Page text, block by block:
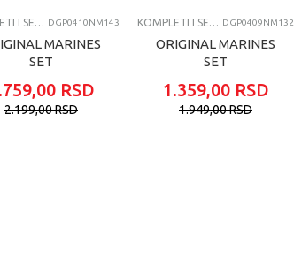
KOMPLETI I SETOVI DGP0410NM143
MARINES
SET
RSD
2.199,00RSD
KOMPLETI I SETOVI DGP0409NM132
ORIGINAL MARINES
SET
1.359,00 RSD
1.949,00RSD